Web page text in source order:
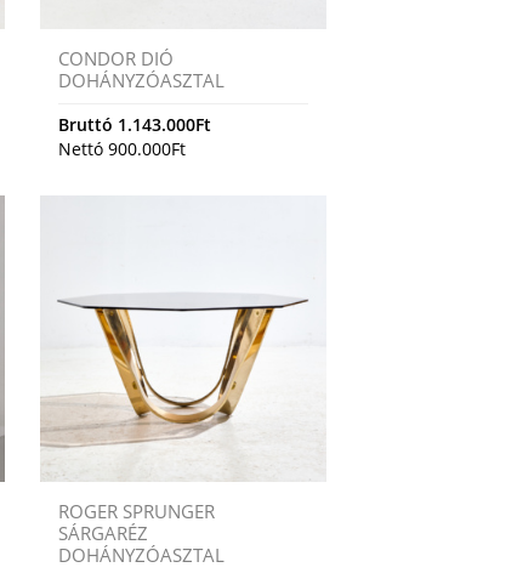
CONDOR DIÓ
DOHÁNYZÓASZTAL
Bruttó 1.143.000Ft
Nettó900.000Ft
ROGER SPRUNGER
SÁRGARÉZ
DOHÁNYZÓASZTAL